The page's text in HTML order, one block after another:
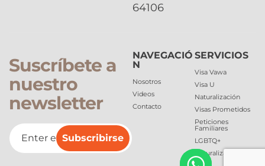
64106
Suscríbete a
nuestro
newsletter
Subscribirse
NAVEGACIÓ
N
Nosotros
Videos
Contacto
SERVICIOS
Visa Vawa
Visa U
Naturalización
Visas Prometidos
Peticiones
Familiares
LGBTQ+
Naturalización